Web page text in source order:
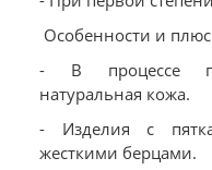
Особенности и
- В процессе
натуральная кожа.
- Изделия с
жесткими берцами.